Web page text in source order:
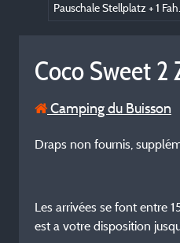
Coco Sweet 2
Camping du Buisson
Draps non fournis,
Les arrivées se font entre
est a votre disposition